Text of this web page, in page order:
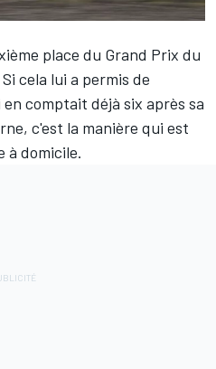
place du Grand Prix du
cela lui a permis de
comptait déjà six après sa
c'est la manière qui est
à domicile.